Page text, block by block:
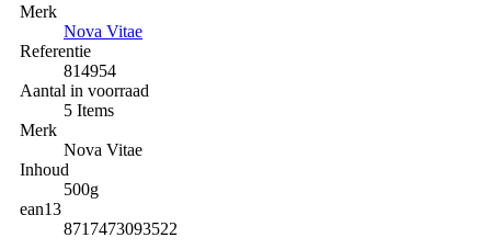
Merk
Nova Vitae
Referentie
814954
Aantal in voorraad
5 Items
Merk
Nova Vitae
Inhoud
500g
ean13
8717473093522